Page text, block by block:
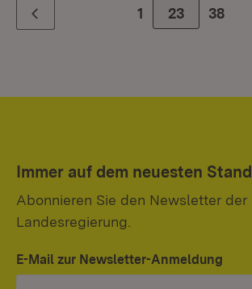
Zurück 1 Zur Seite
23 38
Immer auf dem neuesten Stand
Abonnieren Sie den Newsletter der
Landesregierung.
E-Mail zur Newsletter-Anmeldung